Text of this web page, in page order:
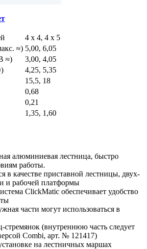
4 x 4, 4 x 5
≈) 5,00, 6,05
≈)
3,00, 4,05
4,25, 5,35
15,5, 18
0,68
0,21
1,35, 1,60
алюминиевая лестница, быстро
работы.
в качестве приставной лестницы, двух-
и рабочей платформы
ClickMatic обеспечивает удобство
части могут использоваться в
стремянок (внутреннюю часть следует
Combi, арт. № 121417)
на лестничных маршах